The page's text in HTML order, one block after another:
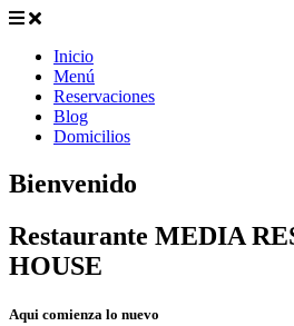
Inicio
Menú
Reservaciones
Blog
Domicilios
Bienvenido
Restaurante MEDIA
HOUSE
Aqui comienza lo nuevo